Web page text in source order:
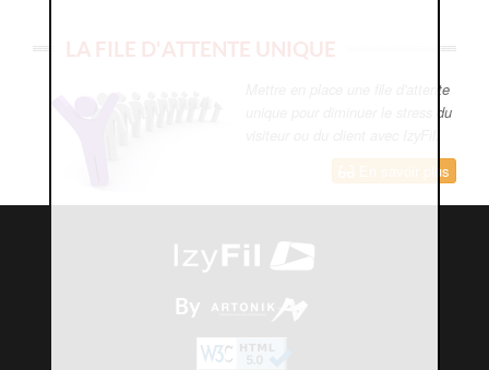
LA FILE D'ATTENTE UNIQUE
Mettre en place une file d'attente
unique pour diminuer le stress du
En savoir plus
By